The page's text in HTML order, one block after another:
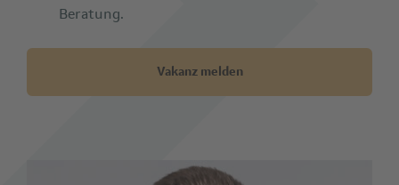
Beratung.
Vakanz melden